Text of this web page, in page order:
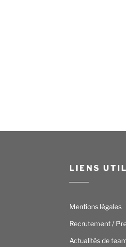
LIENS
Mentions légales
Recrutement /
Actualités de